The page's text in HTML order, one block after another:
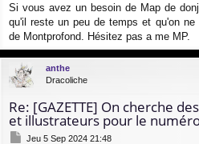
s
a
e
Si vous avez un besoin de Map de
qu'il reste un peu de temps et qu'on
de Montprofond. Hésitez pas a me MP.
anthe
Dracoliche
Re: [GAZETTE] On cherche
et illustrateurs pour le
M
Jeu 5 Sep 2024 21:48